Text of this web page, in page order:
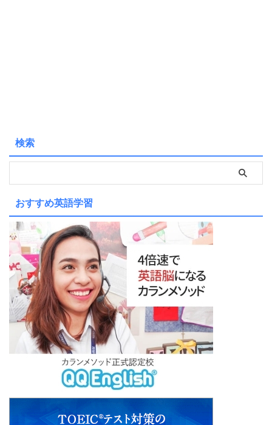
検索
おすすめ英語学習